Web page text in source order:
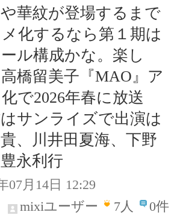
華紋が登場するまで
化するなら第１期は
ル構成かな。楽し
橋留美子『MAO』ア
で2026年春に放送
サンライズで出演は
、川井田夏海、下野
永利行
07月14日 12:29
mixiユーザー
7人 0件